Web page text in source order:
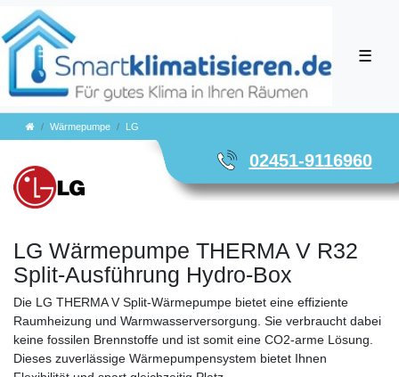
☰
Wärmepumpe LG
02451-9116960
LG Wärmepumpe THERMA V R32
Split-Ausführung Hydro-Box
Die LG THERMA V Split-Wärmepumpe bietet eine effiziente
Raumheizung und Warmwasserversorgung. Sie verbraucht dabei
keine fossilen Brennstoffe und ist somit eine CO2-arme Lösung.
Dieses zuverlässige Wärmepumpensystem bietet Ihnen